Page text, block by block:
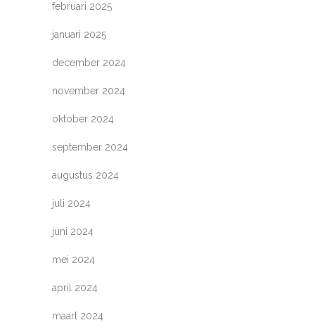
februari 2025
januari 2025
december 2024
november 2024
oktober 2024
september 2024
augustus 2024
juli 2024
juni 2024
mei 2024
april 2024
maart 2024